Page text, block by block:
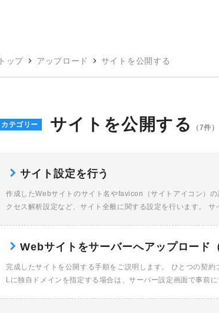
トップ アップロード サイトを公開する
カテゴリー サイトを公開する （7件）
サイト設定を行う
作成したWebサイトのサイト名やfavicon（サイトアイコン）
クセス解析設定など、サイト全般に関する設定を行います。
Webサイトをサーバーへアップロード
完成したサイトを公開する手順をご説明します。 ひとつの契
Lに独自ドメインを指定する場合は、サーバー設定画面で事前